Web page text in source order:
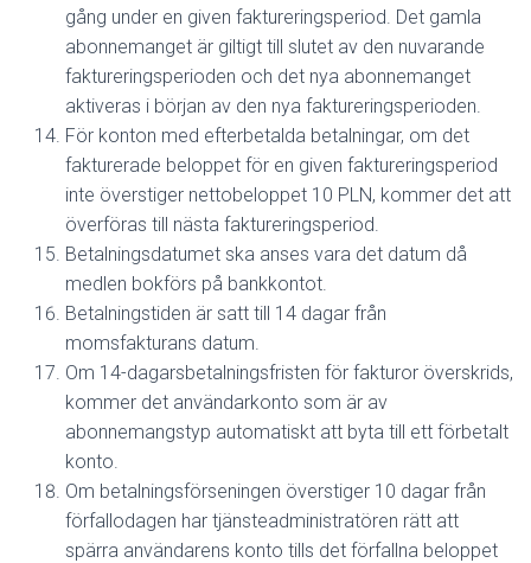
gång under en given faktureringsperiod. Det gamla
abonnemanget är giltigt till slutet av den nuvarande
faktureringsperioden och det nya abonnemanget
aktiveras i början av den nya faktureringsperioden.
För konton med efterbetalda betalningar, om det
fakturerade beloppet för en given faktureringsperiod
inte överstiger nettobeloppet 10 PLN, kommer det att
överföras till nästa faktureringsperiod.
Betalningsdatumet ska anses vara det datum då
medlen bokförs på bankkontot.
Betalningstiden är satt till 14 dagar från
momsfakturans datum.
Om 14-dagarsbetalningsfristen för fakturor överskrids,
kommer det användarkonto som är av
abonnemangstyp automatiskt att byta till ett förbetalt
konto.
Om betalningsförseningen överstiger 10 dagar från
förfallodagen har tjänsteadministratören rätt att
spärra användarens konto tills det förfallna beloppet